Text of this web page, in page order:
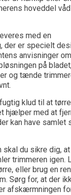
hoveddel
med en
der er specielt
anvisninger
på
og tænde
klud til at
hjælper med at
kan have samlet
skal du sikre dig,
trimmeren igen.
eller brug en
Sørg for, at der
afskærmningen